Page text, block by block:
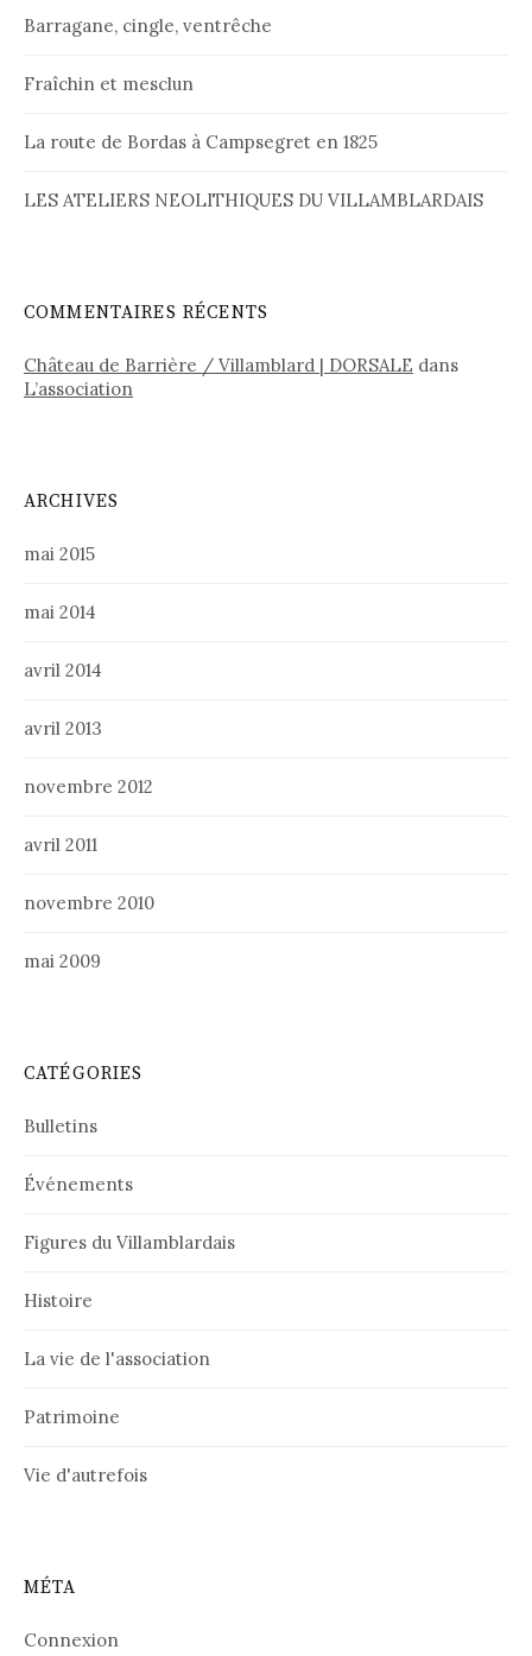
Barragane, cingle, ventrêche
Fraîchin et mesclun
La route de Bordas à Campsegret en 1825
LES ATELIERS NEOLITHIQUES DU VILLAMBLARDAIS
COMMENTAIRES RÉCENTS
Château de Barrière / Villamblard | DORSALE dans
L’association
ARCHIVES
mai 2015
mai 2014
avril 2014
avril 2013
novembre 2012
avril 2011
novembre 2010
mai 2009
CATÉGORIES
Bulletins
Événements
Figures du Villamblardais
Histoire
La vie de l'association
Patrimoine
Vie d'autrefois
MÉTA
Connexion